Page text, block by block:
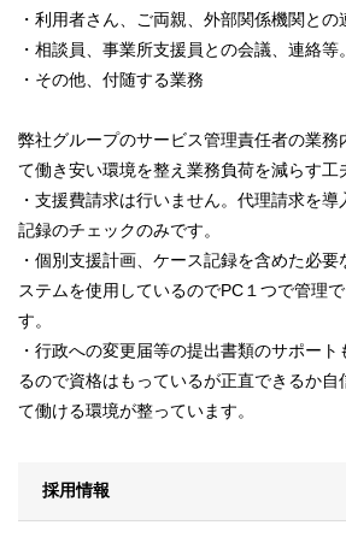
・利用者さん、ご両親、外部関係機関との
・相談員、事業所支援員との会議、連絡等。
・その他、付随する業務
弊社グループのサービス管理責任者の業務
て働き安い環境を整え業務負荷を減らす工
・支援費請求は行いません。代理請求を
記録のチェックのみです。
・個別支援計画、ケース記録を含めた必
ステムを使用しているのでPC１つで管理
す。
・行政への変更届等の提出書類のサポー
るので資格はもっているが正直できるか自
て働ける環境が整っています。
採用情報